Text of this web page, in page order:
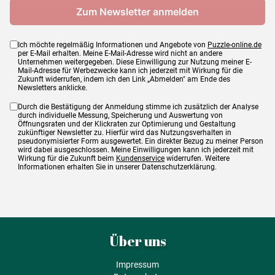
Ich möchte regelmäßig Informationen und Angebote von Puzzle-online.de
per E-Mail erhalten. Meine E-Mail-Adresse wird nicht an andere
Unternehmen weitergegeben. Diese Einwilligung zur Nutzung meiner E-
Mail-Adresse für Werbezwecke kann ich jederzeit mit Wirkung für die
Zukunft widerrufen, indem ich den Link „Abmelden" am Ende des
Newsletters anklicke.
Durch die Bestätigung der Anmeldung stimme ich zusätzlich der Analyse
durch individuelle Messung, Speicherung und Auswertung von
Öffnungsraten und der Klickraten zur Optimierung und Gestaltung
zukünftiger Newsletter zu. Hierfür wird das Nutzungsverhalten in
pseudonymisierter Form ausgewertet. Ein direkter Bezug zu meiner Person
wird dabei ausgeschlossen. Meine Einwilligungen kann ich jederzeit mit
Wirkung für die Zukunft beim Kundenservice widerrufen. Weitere
Informationen erhalten Sie in unserer Datenschutzerklärung.
Über uns
Impressum